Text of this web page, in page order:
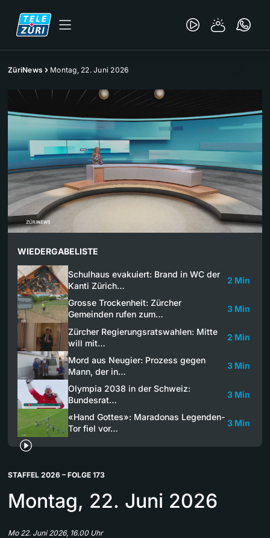
ZüriNews Montag, 22. Juni 2026
WIEDERGABELISTE
Schulhaus evakuiert: Brand in WC der
Kanti Zürich…
2 Min
Grosse Trockenheit: Zürcher
Gemeinden rufen zum…
3 Min
Zürcher Regierungsratswahlen: Mitte
will mit…
2 Min
Mord aus Neugier: Prozess gegen
Mann, der in…
3 Min
Olympia 2038 in der Schweiz:
Bundesrat…
3 Min
«Hand Gottes»: Maradonas Legenden-
Tor fiel vor…
3 Min
STAFFEL 2026 – FOLGE 173
Montag, 22. Juni 2026
Mo 22. Juni 2026, 16.00 Uhr